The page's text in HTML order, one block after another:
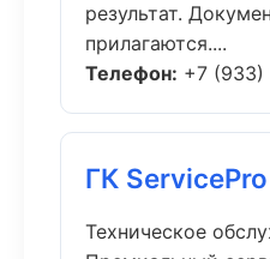
результат.
прилагаются....
Телефон: +7 (933)
ГК
Техническое